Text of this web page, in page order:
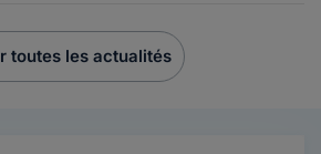
toutes les actualités